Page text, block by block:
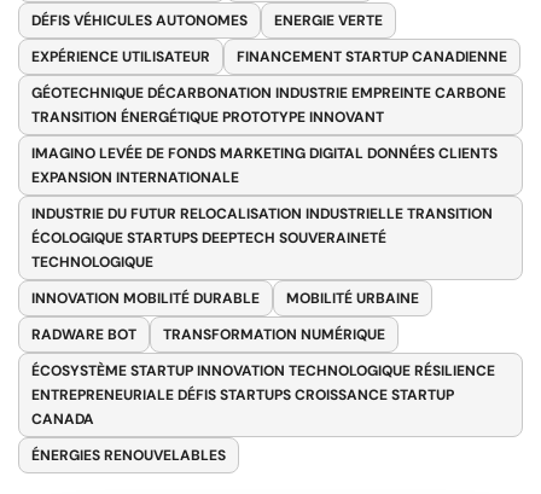
DÉFIS VÉHICULES AUTONOMES
ENERGIE VERTE
EXPÉRIENCE UTILISATEUR
FINANCEMENT STARTUP CANADIENNE
GÉOTECHNIQUE DÉCARBONATION INDUSTRIE EMPREINTE CARBONE
TRANSITION ÉNERGÉTIQUE PROTOTYPE INNOVANT
IMAGINO LEVÉE DE FONDS MARKETING DIGITAL DONNÉES CLIENTS
EXPANSION INTERNATIONALE
INDUSTRIE DU FUTUR RELOCALISATION INDUSTRIELLE TRANSITION
ÉCOLOGIQUE STARTUPS DEEPTECH SOUVERAINETÉ
TECHNOLOGIQUE
INNOVATION MOBILITÉ DURABLE
MOBILITÉ URBAINE
RADWARE BOT
TRANSFORMATION NUMÉRIQUE
ÉCOSYSTÈME STARTUP INNOVATION TECHNOLOGIQUE RÉSILIENCE
ENTREPRENEURIALE DÉFIS STARTUPS CROISSANCE STARTUP
CANADA
ÉNERGIES RENOUVELABLES